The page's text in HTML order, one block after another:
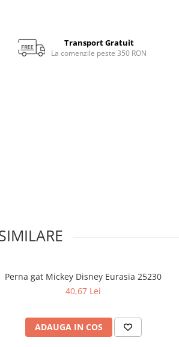
Transport Gratuit
La comenzile peste 350 RON
Perna gat Mickey Disney Eurasia 25230
40,67 Lei
ADAUGA IN COS